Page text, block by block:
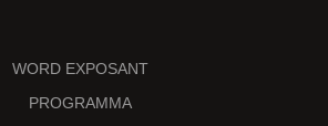
WORD EXPOSANT
PROGRAMMA